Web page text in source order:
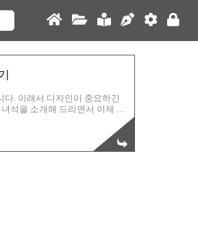
. 이래서 디자인이 중요하긴
석을 소개해 드리면서 이제 +1
저 평화의 상징인 V 제스쳐 그
이라는걸 알 수 있죠? 폰트가
아 여기가 앞면이었나 봅니다.